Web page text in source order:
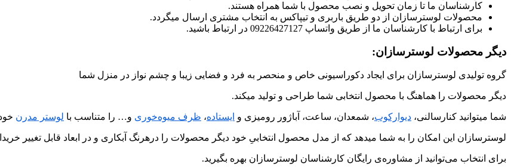
کارشناسان ما تا زمان تحویل و نصب محصول با شما همراه هستند.
محصولات لوسترسازان از دو طریق باربری و تیپاکس به انتخاب مشتری ارسال میگردد.
برای ارتباط با کارشناسان ما از طریق واتساپ 09226427127 در ارتباط باشید.
دیگر محصولات لوسترسازان:
گروه تولیدی لوسترسازان برای ایجاد دکوراسیونی خاص و منحصر به فرد و فضایی زیبا و چشم نواز در منزل شما
دیگر محصولات را هماهنگ با محصول انتخابی شما طراحی و تولید میکند.
شما میتوانید کنارسالنی، دیوارکوب، شمعدان، ساعت، آباژور رومیزی و ایستاده، ظرف میوه‌خوری و… را متناسب با لوستر مدرن
لوسترسازان این امکان را به شما میدهد که از مدل محصول انتخابیِ خود دیگر محصولات را درهرنگ آبکاری و در ابعاد قابل تغییر
برای انتخاب می‌توانید از مشاوره‌ی رایگان کارشناسان لوسترسازان بهره بگیرید.